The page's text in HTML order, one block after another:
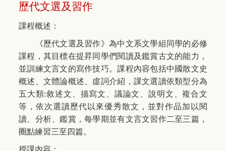
歷代文選及習作
課程概述：
《歷代文選及習作》為中文系文學組同學的必修
課程，其目標在提昇同學們閱讀及鑑賞古文的能力，
並訓練文言文的寫作技巧。課程內容包括中國散文史
概述、文體論概述、虛詞介紹，課文選讀依類型分為
五大類:敘述文、描寫文、議論文、說明文、複合文
等，依次選讀歷代以來優秀散文，並對作品加以閱
讀、分析、鑑賞，每學期並有文言文習作二至三篇，
圈點練習三至四篇。